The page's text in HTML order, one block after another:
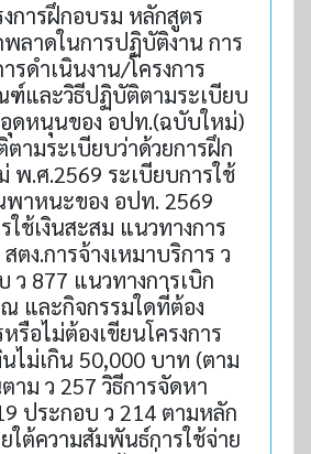
งการฝึกอบรม หลักสูตร
ลาดในการปฏิบัติงาน การ
รดำเนินงาน/โครงการ
ฑ์และวิธีปฏิบัติตามระเบียบ
อุดหนุนของ อปท.(ฉบับใหม่)
ามระเบียบว่าด้วยการฝึก
พ.ศ.2569 ระเบียบการใช้
าหนะของ อปท. 2569
ใช้เงินสะสม แนวทางการ
ตง.การจ้างเหมาบริการ ว
ว 877 แนวทางการเบิก
และกิจกรรมใดที่ต้อง
รือไม่ต้องเขียนโครงการ
นไม่เกิน 50,000 บาท (ตาม
าม ว 257 วิธีการจัดหา
ประกอบ ว 214 ตามหลัก
ใต้ความสัมพันธ์การใช้จ่าย